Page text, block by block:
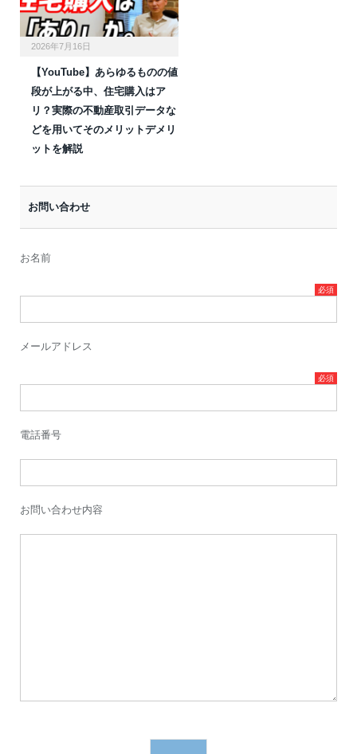
2026年7月16日
【YouTube】あらゆるものの値
段が上がる中、住宅購入はア
リ？実際の不動産取引データな
どを用いてそのメリットデメリ
ットを解説
お問い合わせ
お名前
メールアドレス
電話番号
お問い合わせ内容